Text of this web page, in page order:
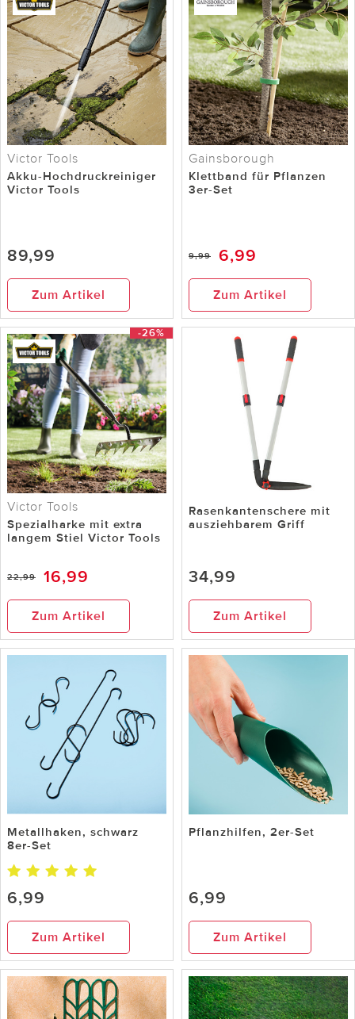
Victor Tools
Akku-Hochdruckreiniger
Victor Tools
89,99
Zum Artikel
Gainsborough
Klettband für Pflanzen
3er-Set
9,99 6,99
Zum Artikel
-26%
Victor Tools
Spezialharke mit extra
langem Stiel Victor Tools
22,99 16,99
Zum Artikel
Rasenkantenschere mit
ausziehbarem Griff
34,99
Zum Artikel
Metallhaken, schwarz
8er-Set
6,99
Zum Artikel
Pflanzhilfen, 2er-Set
6,99
Zum Artikel